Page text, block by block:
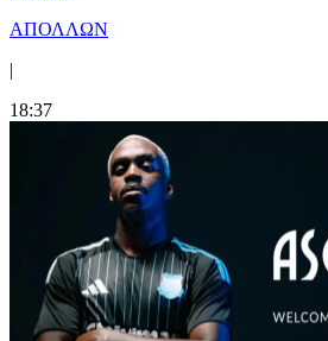
ΑΠΟΛΛΩΝ
|
18:37